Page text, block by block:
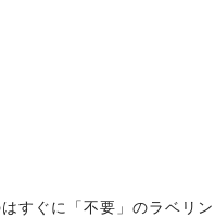
すぐに「不要」のラベリ